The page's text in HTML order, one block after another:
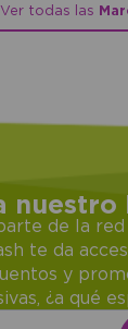
Ver todas las
nuestro
de la
te da
y
¿a qué